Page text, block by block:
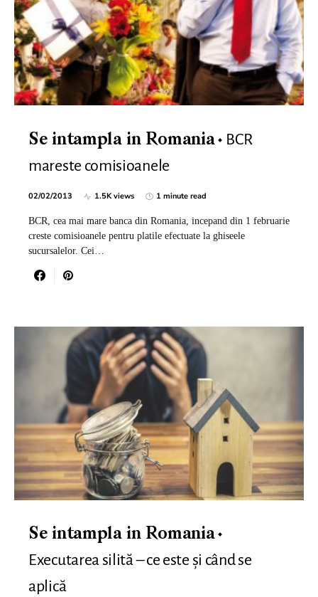
Se intampla in Romania
BCR
mareste comisioanele
02/02/2013 1.5K views 1 minute read
BCR, cea mai mare banca din Romania, incepand din 1 februarie
creste comisioanele pentru platile efectuate la ghiseele
sucursalelor. Cei…
Se intampla in Romania
Executarea silită – ce este și când se
aplică